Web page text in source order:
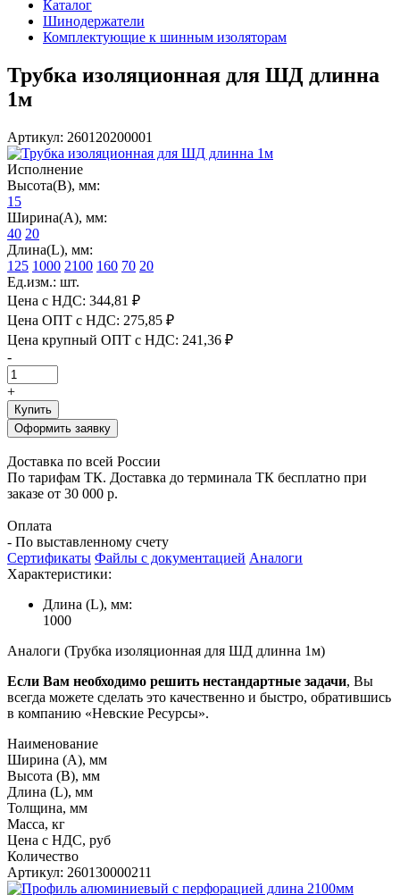
Каталог
Шинодержатели
Комплектующие к шинным изоляторам
Трубка изоляционная для ШД длинна
1м
Артикул: 260120200001
Исполнение
Высота(В), мм:
15
Ширина(А), мм:
40 20
Длина(L), мм:
125 1000 2100 160 70 20
Ед.изм.: шт.
Цена с НДС: 344,81 ₽
Цена ОПТ с НДС: 275,85 ₽
Цена крупный ОПТ с НДС: 241,36 ₽
-
+
Купить
Оформить заявку
Доставка по всей России
По тарифам ТК. Доставка до терминала ТК бесплатно при
заказе от 30 000 р.
Оплата
- По выставленному счету
Сертификаты Файлы с документацией Аналоги
Характеристики:
Длина (L), мм:
1000
Аналоги (Трубка изоляционная для ШД длинна 1м)
Если Вам необходимо решить нестандартные задачи, Вы
всегда можете сделать это качественно и быстро, обратившись
в компанию «Невские Ресурсы».
Наименование
Ширина (А), мм
Высота (В), мм
Длина (L), мм
Толщина, мм
Масса, кг
Цена с НДС, руб
Количество
Артикул: 260130000211